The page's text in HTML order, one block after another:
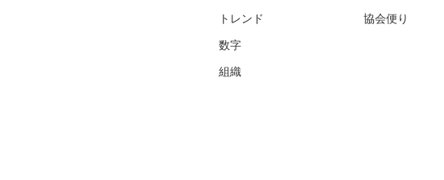
トレンド
数字
組織
協会便り